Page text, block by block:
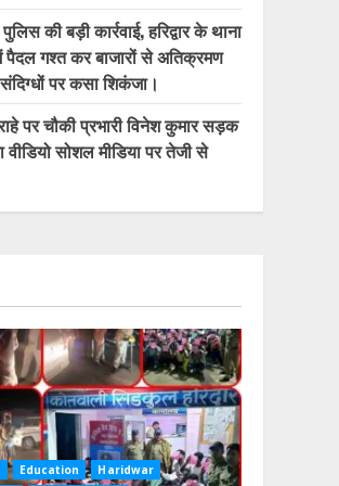
की बड़ी कार्रवाई, हरिद्वार के थाना
गश्त कर बाजारों से अतिक्रमण
पर कसा शिकंजा।
पर चौकी प्रभारी विनेश कुमार सड़क
सोशल मीडिया पर तेजी से
Education Haridwar